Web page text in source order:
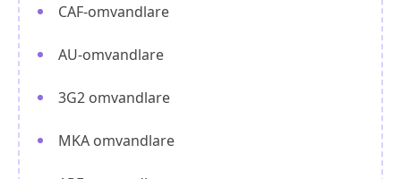
CAF-omvandlare
AU-omvandlare
3G2 omvandlare
MKA omvandlare